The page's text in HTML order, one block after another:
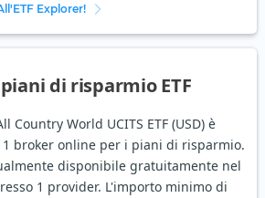
Explorer!
di risparmio ETF
Country World UCITS ETF (USD) è
broker online per i piani di risparmio.
disponibile gratuitamente nel
1 provider. L'importo minimo di